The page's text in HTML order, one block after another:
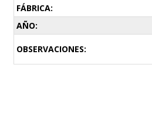
FÁBRICA:
AÑO:
OBSERVACIONES: